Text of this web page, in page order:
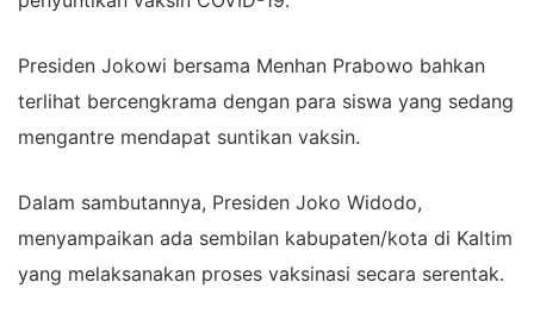
Presiden Jokowi bersama Menhan Prabowo bahkan
terlihat bercengkrama dengan para siswa yang sedang
mengantre mendapat suntikan vaksin.
Dalam sambutannya, Presiden Joko Widodo,
menyampaikan ada sembilan kabupaten/kota di Kaltim
yang melaksanakan proses vaksinasi secara serentak.